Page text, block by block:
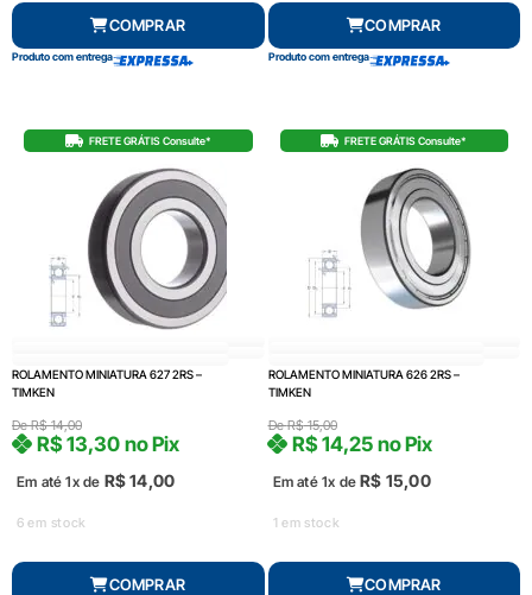
COMPRAR
Produto com entrega
COMPRAR
Produto com entrega
FRETE GRÁTIS Consulte*
ROLAMENTO MINIATURA 627 2RS –
TIMKEN
DeR$14,00
Em até 1x de R$14,00
R$13,30 no Pix
6 em stock
COMPRAR
FRETE GRÁTIS Consulte*
ROLAMENTO MINIATURA 626 2RS –
TIMKEN
DeR$15,00
Em até 1x de R$ 15,00
R$14,25 no Pix
1 em stock
COMPRAR